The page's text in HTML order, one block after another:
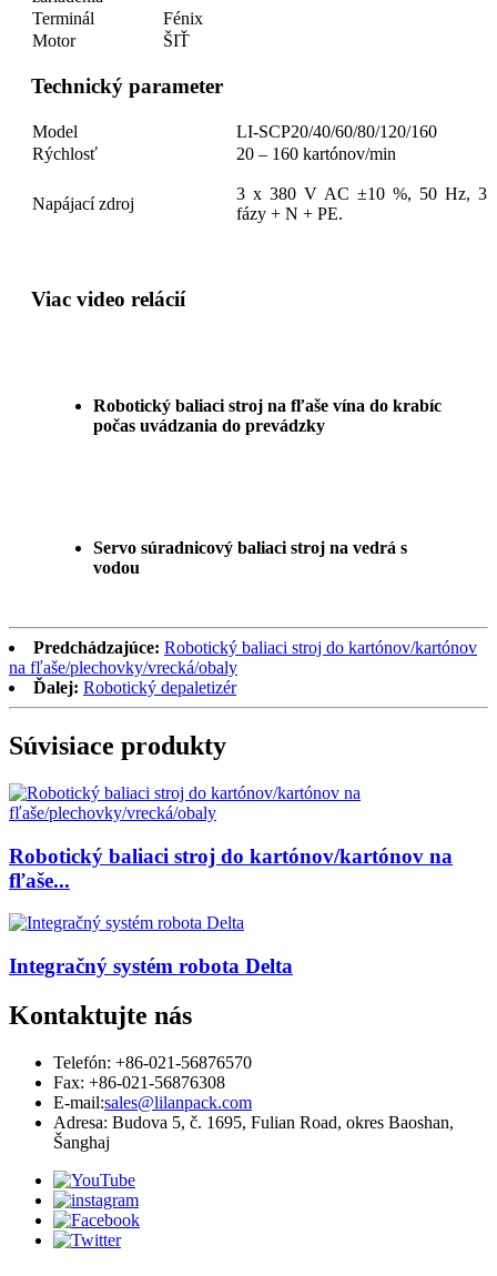
Terminál
Fénix
Motor
ŠIŤ
Technický parameter
Model
LI-SCP20/40/60/80/120/160
Rýchlosť
20 – 160 kartónov/min
Napájací zdroj
3 x 380 V AC ±10 %, 50 Hz, 3
fázy + N + PE.
Viac video relácií
Robotický baliaci stroj na fľaše vína do krabíc
počas uvádzania do prevádzky
Servo súradnicový baliaci stroj na vedrá s
vodou
Predchádzajúce: Robotický baliaci stroj do kartónov/kartónov
na fľaše/plechovky/vrecká/obaly
Ďalej: Robotický depaletizér
Súvisiace produkty
Robotický baliaci stroj do kartónov/kartónov na
fľaše...
Integračný systém robota Delta
Kontaktujte nás
Telefón: +86-021-56876570
Fax: +86-021-56876308
E-mail:sales@lilanpack.com
Adresa: Budova 5, č. 1695, Fulian Road, okres Baoshan,
Šanghaj